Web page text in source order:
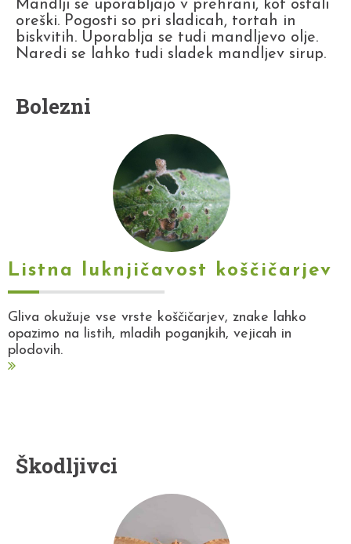
Mandlji se uporabljajo v prehrani, kot ostali
oreški. Pogosti so pri sladicah, tortah in
biskvitih. Uporablja se tudi mandljevo olje.
Naredi se lahko tudi sladek mandljev sirup.
Bolezni
Listna luknjičavost koščičarjev
Gliva okužuje vse vrste koščičarjev, znake lahko
opazimo na listih, mladih poganjkih, vejicah in
plodovih.
Škodljivci